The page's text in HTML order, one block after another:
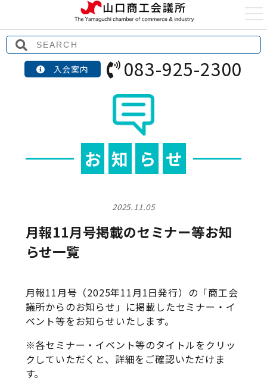
t
o
g
g
e
入会案内 083-925-2300
お 知 ら せ
2025.11.05
月報11月号掲載のセミナー等お知
らせ一覧
月報11月号（2025年11月1日発行）の「商工会
議所からのお知らせ」に掲載したセミナー・イ
ベント等をお知らせいたします。
※各セミナー・イベント等のタイトルをクリッ
クしていただくと、詳細をご確認いただけま
す。